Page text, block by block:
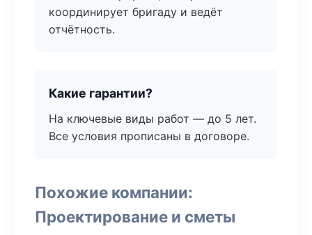
координирует бригаду и ведёт
отчётность.
Какие гарантии?
На ключевые виды работ — до 5 лет.
Все условия прописаны в договоре.
Похожие компании:
Проектирование и сметы